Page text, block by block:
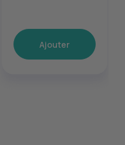
Ajouter